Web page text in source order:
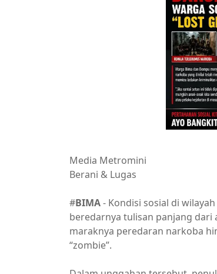
Media Metromini
Berani & Lugas
#BIMA- Kondisi sosial di
beredarnya tulisan panjang dari
maraknya peredaran narkoba
“zombie”.